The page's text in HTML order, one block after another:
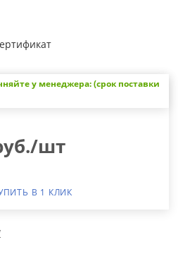
у менеджера: (срок поставки
/шт
В 1 КЛИК